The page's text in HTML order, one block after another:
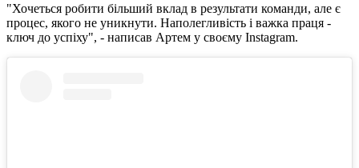
"Хочеться робити більший вклад в результати команди, але є
процес, якого не уникнути. Наполегливість і важка праця -
ключ до успіху", - написав Артем у своєму Instagram.